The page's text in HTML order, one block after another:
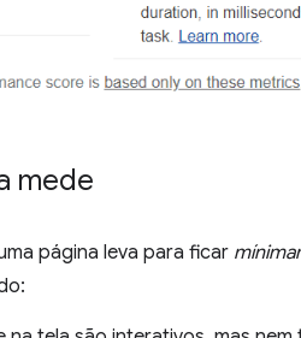
mede
página leva para ficar